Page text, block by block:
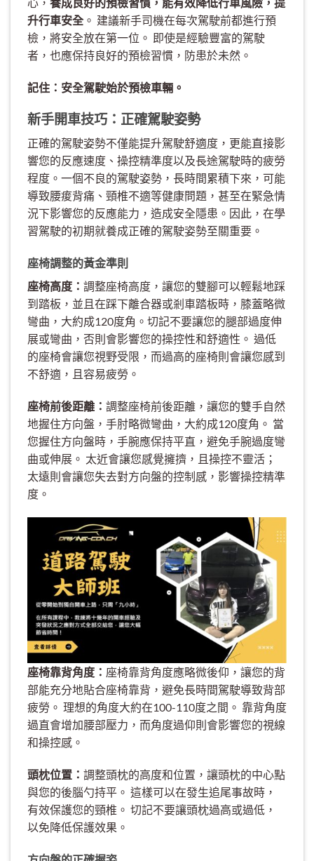
升行車安全 。 建議新手司機在每次駕駛前都進行預
檢，將安全放在第一位。 即使是經驗豐富的駕駛
者，也應保持良好的預檢習慣，防患於未然。
記住：安全駕駛始於預檢車輛。
新手開車技巧：正確駕駛姿勢
正確的駕駛姿勢不僅能提升駕駛舒適度，更能直接影
響您的反應速度、操控精準度以及長途駕駛時的疲勞
程度。一個不良的駕駛姿勢，長時間累積下來，可能
導致腰痠背痛、頸椎不適等健康問題，甚至在緊急情
況下影響您的反應能力，造成安全隱患。因此，在學
習駕駛的初期就養成正確的駕駛姿勢至關重要。
座椅調整的黃金準則
座椅高度： 調整座椅高度，讓您的雙腳可以輕鬆地踩
到踏板，並且在踩下離合器或剎車踏板時，膝蓋略微
彎曲，大約成120度角。切記不要讓您的腿部過度伸
展或彎曲，否則會影響您的操控性和舒適性。 過低
的座椅會讓您視野受限，而過高的座椅則會讓您感到
不舒適，且容易疲勞。
座椅前後距離： 調整座椅前後距離，讓您的雙手自然
地握住方向盤，手肘略微彎曲，大約成120度角。 當
您握住方向盤時，手腕應保持平直，避免手腕過度彎
曲或伸展。 太近會讓您感覺擁擠，且操控不靈活；
太遠則會讓您失去對方向盤的控制感，影響操控精準
度。
座椅靠背角度： 座椅靠背角度應略微後仰，讓您的背
部能充分地貼合座椅靠背，避免長時間駕駛導致背部
疲勞。 理想的角度大約在100-110度之間。 靠背角度
過直會增加腰部壓力，而角度過仰則會影響您的視線
和操控感。
頭枕位置： 調整頭枕的高度和位置，讓頭枕的中心點
與您的後腦勺持平。 這樣可以在發生追尾事故時，
有效保護您的頸椎。 切記不要讓頭枕過高或過低，
以免降低保護效果。